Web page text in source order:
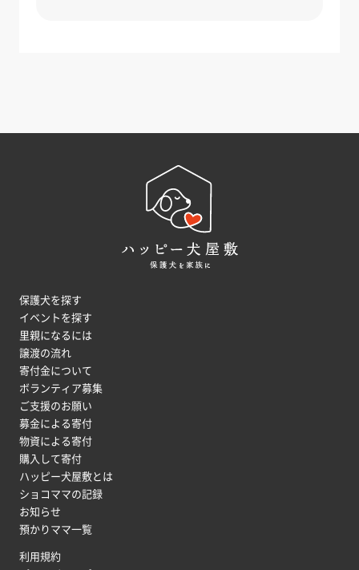
保護犬を探す
イベントを探す
里親になるには
譲渡の流れ
寄付金について
ボランティア募集
ご支援のお願い
募金による寄付
物資による寄付
購入して寄付
ハッピー犬屋敷とは
ショコママの記録
お知らせ
預かりママ一覧
利用規約